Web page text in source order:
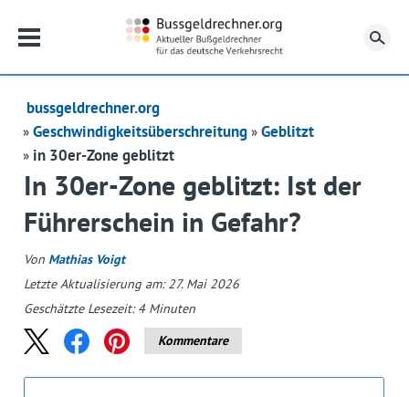
bussgeldrechner.org
Geschwindigkeitsüberschreitung
Geblitzt
in 30er-Zone geblitzt
In 30er-Zone geblitzt: Ist der
Führerschein in Gefahr?
Von Mathias Voigt
Letzte Aktualisierung am: 27. Mai 2026
Geschätzte Lesezeit:4 Minuten
Kommentare